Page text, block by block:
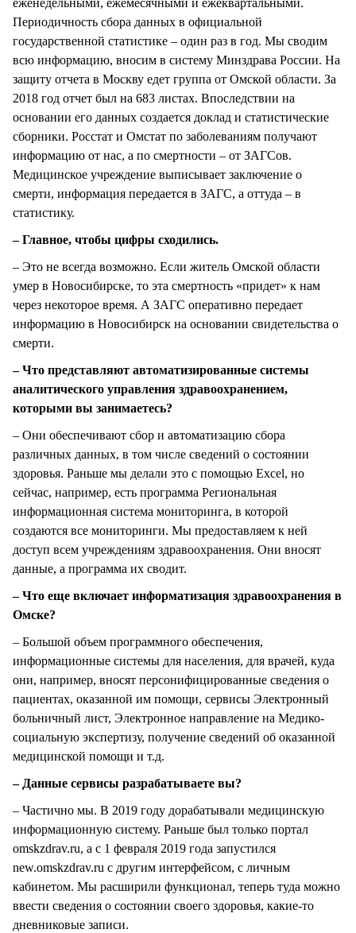
Периодичность сбора данных в официальной
государственной статистике – один раз в год. Мы сводим
всю информацию, вносим в систему Минздрава России. На
защиту отчета в Москву едет группа от Омской области. За
2018 год отчет был на 683 листах. Впоследствии на
основании его данных создается доклад и статистические
сборники. Росстат и Омстат по заболеваниям получают
информацию от нас, а по смертности – от ЗАГСов.
Медицинское учреждение выписывает заключение о
смерти, информация передается в ЗАГС, а оттуда – в
статистику.
– Главное, чтобы цифры сходились.
– Это не всегда возможно. Если житель Омской области
умер в Новосибирске, то эта смертность «придет» к нам
через некоторое время. А ЗАГС оперативно передает
информацию в Новосибирск на основании свидетельства о
смерти.
– Что представляют автоматизированные системы
аналитического управления здравоохранением,
которыми вы занимаетесь?
– Они обеспечивают сбор и автоматизацию сбора
различных данных, в том числе сведений о состоянии
здоровья. Раньше мы делали это с помощью Excel, но
сейчас, например, есть программа Региональная
информационная система мониторинга, в которой
создаются все мониторинги. Мы предоставляем к ней
доступ всем учреждениям здравоохранения. Они вносят
данные, а программа их сводит.
– Что еще включает информатизация здравоохранения в
Омске?
– Большой объем программного обеспечения,
информационные системы для населения, для врачей, куда
они, например, вносят персонифицированные сведения о
пациентах, оказанной им помощи, сервисы Электронный
больничный лист, Электронное направление на Медико-
социальную экспертизу, получение сведений об оказанной
медицинской помощи и т.д.
– Данные сервисы разрабатываете вы?
– Частично мы. В 2019 году дорабатывали медицинскую
информационную систему. Раньше был только портал
оmskzdrav.ru, а с 1 февраля 2019 года запустился
new.omskzdrav.ru с другим интерфейсом, с личным
кабинетом. Мы расширили функционал, теперь туда можно
ввести сведения о состоянии своего здоровья, какие-то
дневниковые записи.